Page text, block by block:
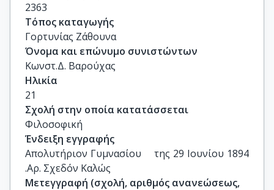
2363
Τόπος καταγωγής
Γορτυνίας Ζάθουνα
Όνομα και επώνυμο συνιστώντων
Κωνστ.Δ. Βαρούχας
Ηλικία
21
Σχολή στην οποία κατατάσσεται
Φιλοσοφική
Ένδειξη εγγραφής
Απολυτήριον Γυμνασίου    της 29 Ιουνίου 1894
.Αρ. Σχεδόν Καλώς
Μετεγγραφή (σχολή, αριθμός ανανεώσεως,